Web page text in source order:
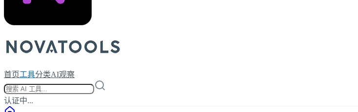
首页工具分类AI观察
认证中...